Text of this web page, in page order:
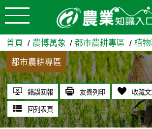
跳到主要內容
桂花 - 農業知識入口
首頁 農博萬象 都市農耕專區 植
都市農耕專區
錯誤回報 友善列印 收藏
回列表頁